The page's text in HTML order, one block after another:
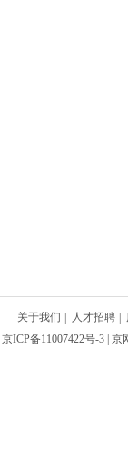
关于我们 人才招聘
京ICP备11007422号-3 |